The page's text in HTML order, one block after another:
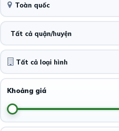
Toàn quốc
Tất cả quận/huyện
Khoảng giá